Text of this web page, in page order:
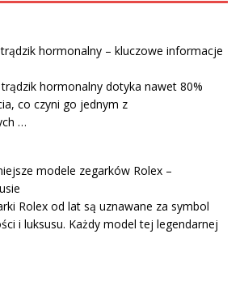
hormonalny – kluczowe informacje
hormonalny dotyka nawet 80%
co czyni go jednym z
…
modele zegarków Rolex –
Rolex od lat są uznawane za symbol
i luksusu. Każdy model tej legendarnej